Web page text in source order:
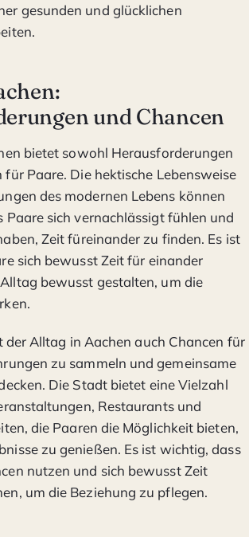
gesunden und glücklichen
und Chancen
bietet sowohl Herausforderungen
für Paare. Die hektische Lebensweise
des modernen Lebens können
Paare sich vernachlässigt fühlen und
Zeit füreinander zu finden. Es ist
sich bewusst Zeit für einander
bewusst gestalten, um die
der Alltag in Aachen auch Chancen für
zu sammeln und gemeinsame
Die Stadt bietet eine Vielzahl
Restaurants und
die Paaren die Möglichkeit bieten,
zu genießen. Es ist wichtig, dass
nutzen und sich bewusst Zeit
um die Beziehung zu pflegen.